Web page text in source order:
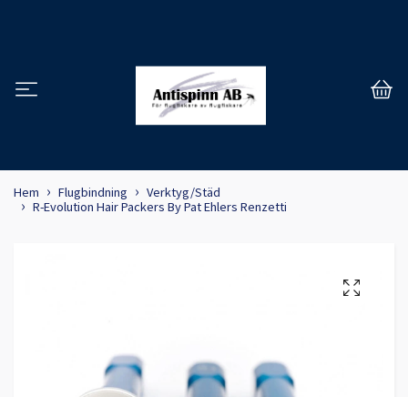
Hem Flugbindning
Verktyg/Städ
R-Evolution Hair Packers By Pat Ehlers Renzetti